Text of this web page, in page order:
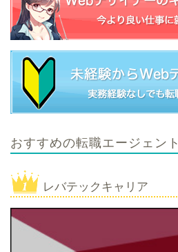
おすすめの転職エージェント
レバテックキャリア